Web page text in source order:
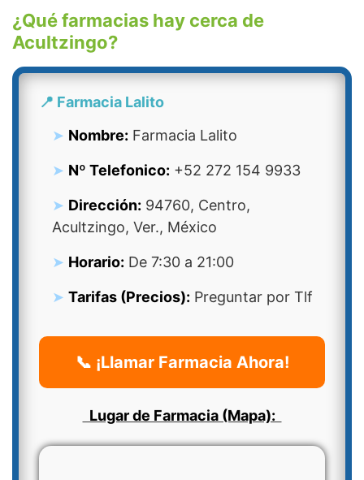
¿Qué farmacias hay cerca de
Acultzingo?
📍 Farmacia Lalito
Nombre: Farmacia Lalito
Nº Telefonico: +52 272 154 9933
Dirección: 94760, Centro,
Acultzingo, Ver., México
Horario: De 7:30 a 21:00
Tarifas (Precios): Preguntar por Tlf
📞 ¡Llamar Farmacia Ahora!
Lugar de Farmacia (Mapa):